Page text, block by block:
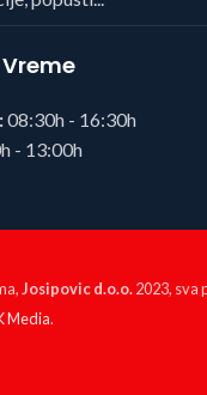
08:30h - 16:30h
- 13:00h
Josipovic d.o.o.2023, sva
Media.